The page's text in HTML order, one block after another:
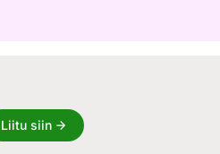
Liitu siin